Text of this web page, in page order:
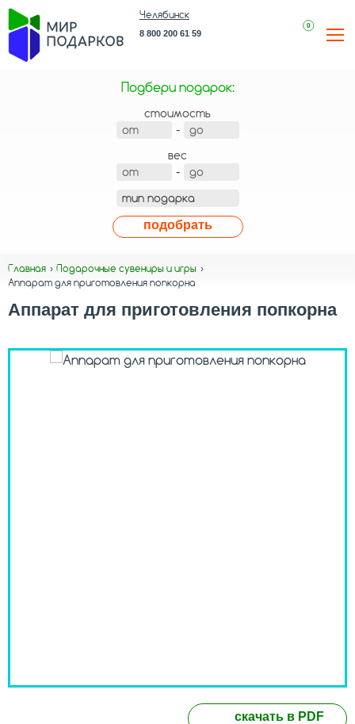
0
Челябинск
8 800 200 61 59
Подбери подарок:
стоимость
-
вес
-
подобрать
Главная
Подарочные сувениры и игры
Аппарат для приготовления попкорна
Аппарат для приготовления попкорна
скачать в PDF